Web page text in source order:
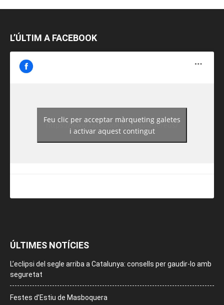
L’ÚLTIM A FACEBOOK
https://www.facebook.com/guiadereus/
Feu clic per acceptar màrqueting galetes
i activar aquest contingut
ÚLTIMES NOTÍCIES
L’eclipsi del segle arriba a Catalunya: consells per gaudir-lo amb
seguretat
Festes d’Estiu de Masboquera